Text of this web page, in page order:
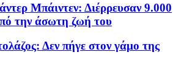
Μπάιντεν: Διέρρευσαν 9.000
την άσωτη ζωή του
Δεν πήγε στον γάμο της